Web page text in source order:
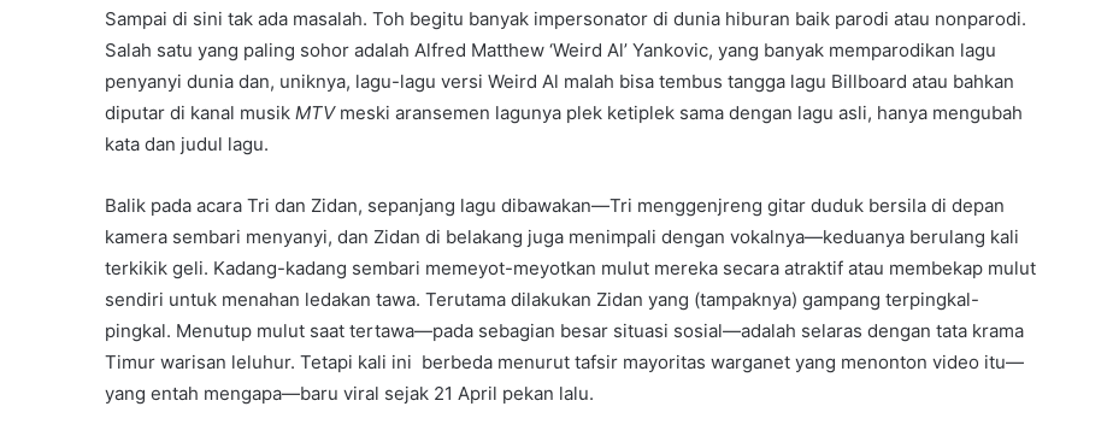
Sampai di sini tak ada masalah. Toh begitu banyak impersonator di dunia hiburan baik parodi atau nonparodi.
Salah satu yang paling sohor adalah Alfred Matthew ‘Weird Al’ Yankovic, yang banyak memparodikan lagu
penyanyi dunia dan, uniknya, lagu-lagu versi Weird Al malah bisa tembus tangga lagu Billboard atau bahkan
diputar di kanal musik MTVmeski aransemen lagunya plek ketiplek sama dengan lagu asli, hanya mengubah
kata dan judul lagu.
Balik pada acara Tri dan Zidan, sepanjang lagu dibawakan—Tri menggenjreng gitar duduk bersila di depan
kamera sembari menyanyi, dan Zidan di belakang juga menimpali dengan vokalnya—keduanya berulang kali
terkikik geli. Kadang-kadang sembari memeyot-meyotkan mulut mereka secara atraktif atau membekap mulut
sendiri untuk menahan ledakan tawa. Terutama dilakukan Zidan yang (tampaknya) gampang terpingkal-
pingkal. Menutup mulut saat tertawa—pada sebagian besar situasi sosial—adalah selaras dengan tata krama
Timur warisan leluhur. Tetapi kali ini berbeda menurut tafsir mayoritas warganet yang menonton video itu—
yang entah mengapa—baru viral sejak 21 April pekan lalu.